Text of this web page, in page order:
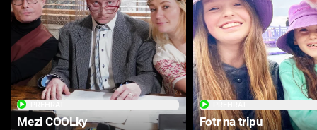
Mezi COOLky Fotr na tripu